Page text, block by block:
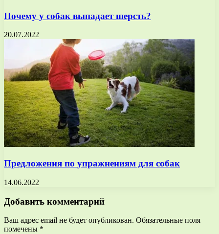
Почему у собак выпадает шерсть?
20.07.2022
Предложения по упражнениям для собак
14.06.2022
Добавить комментарий
Ваш адрес email не будет опубликован. Обязательные поля
помечены *